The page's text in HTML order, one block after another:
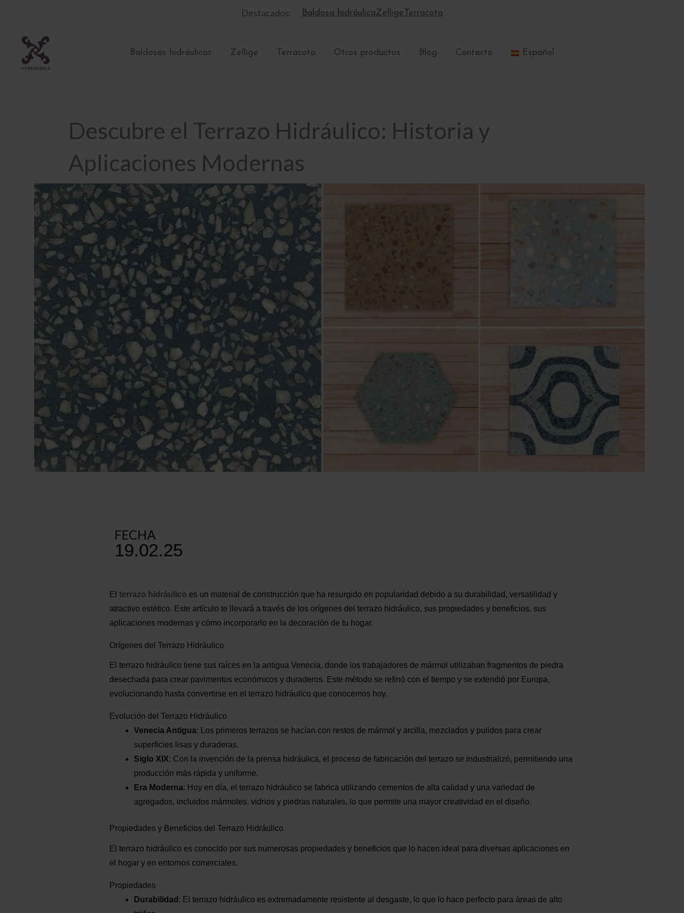
contenido
Destacados: Baldosa hidráulicaZellige Terracota
Baldosas hidráulicas Zellige Terracota Otros productos Blog Contacto Español
Descubre el Terrazo Hidráulico: Historia y
Aplicaciones Modernas
FECHA
19.02.25
Elterrazo hidráulico es un material de construcción que ha resurgido en popularidad debido a su durabilidad, versatilidad y
atractivo estético. Este artículo te llevará a través de los orígenes del terrazo hidráulico, sus propiedades y beneficios, sus
aplicaciones modernas y cómo incorporarlo en la decoración de tu hogar.
Orígenes del Terrazo Hidráulico
El terrazo hidráulico tiene sus raíces en la antigua Venecia, donde los trabajadores de mármol utilizaban fragmentos de piedra
desechada para crear pavimentos económicos y duraderos. Este método se refinó con el tiempo y se extendió por Europa,
evolucionando hasta convertirse en el terrazo hidráulico que conocemos hoy.
Evolución del Terrazo Hidráulico
Venecia Antigua: Los primeros terrazos se hacían con restos de mármol y arcilla, mezclados y pulidos para crear
superficies lisas y duraderas.
Siglo XIX: Con la invención de la prensa hidráulica, el proceso de fabricación del terrazo se industrializó, permitiendo una
producción más rápida y uniforme.
Era Moderna: Hoy en día, el terrazo hidráulico se fabrica utilizando cementos de alta calidad y una variedad de
agregados, incluidos mármoles, vidrios y piedras naturales, lo que permite una mayor creatividad en el diseño.
Propiedades y Beneficios del Terrazo Hidráulico
El terrazo hidráulico es conocido por sus numerosas propiedades y beneficios que lo hacen ideal para diversas aplicaciones en
el hogar y en entornos comerciales.
Propiedades
Durabilidad : El terrazo hidráulico es extremadamente resistente al desgaste, lo que lo hace perfecto para áreas de alto